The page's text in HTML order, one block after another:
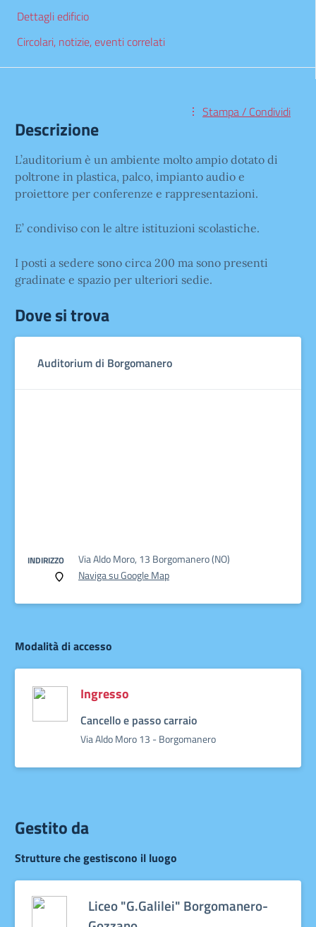
Dettagli edificio
Circolari, notizie, eventi correlati
Stampa / Condividi
Descrizione
L’auditorium è un ambiente molto ampio dotato di
poltrone in plastica, palco, impianto audio e
proiettore per conferenze e rappresentazioni.
E’ condiviso con le altre istituzioni scolastiche.
I posti a sedere sono circa 200 ma sono presenti
gradinate e spazio per ulteriori sedie.
Dove si trova
Auditorium di Borgomanero
INDIRIZZO
Via Aldo Moro, 13 Borgomanero (NO)
Naviga su Google Map
Modalità di accesso
Ingresso
Cancello e passo carraio
Via Aldo Moro 13 - Borgomanero
Gestito da
Strutture che gestiscono il luogo
Liceo "G.Galilei" Borgomanero-